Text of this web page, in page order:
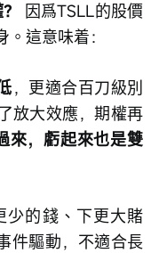
因爲TSLL的股價
這意味着：
，更適合百刀級別
放大效應，期權再
來，虧起來也是雙
少的錢、下更大賭
件驅動，不適合長